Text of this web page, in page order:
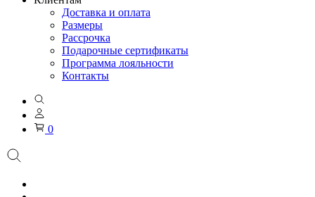
Доставка и оплата
Размеры
Рассрочка
Подарочные сертификаты
Программа лояльности
Контакты
0